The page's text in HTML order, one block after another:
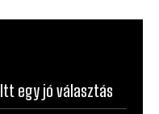
egy jó választás